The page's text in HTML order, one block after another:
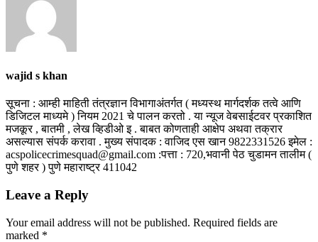
wajid s khan
सूचना : आम्ही माहिती तंत्रज्ञान विभागाअंतर्गत ( मध्यस्थ मार्गदर्शक तत्वे आणि
डिजिटल माध्यमे ) नियम 2021 चे पालन करतो . या न्यूज वेबसाईटवर प्रकाशित
मजकूर , बातमी , लेख व्हिडीओ इ . बाबत कोणताही आक्षेप अथवा तक्रार
असल्यास संपर्क करावा . मुख्य संपादक : वाजिद एस खान 9822331526 इमेल :
acspolicecrimesquad@gmail.com :पत्ता : 720,भवानी पेठ चुडामन तालीम (
पुणे शहर ) पुणे महाराष्ट्र 411042
Leave a Reply
Your email address will not be published. Required fields are
marked *